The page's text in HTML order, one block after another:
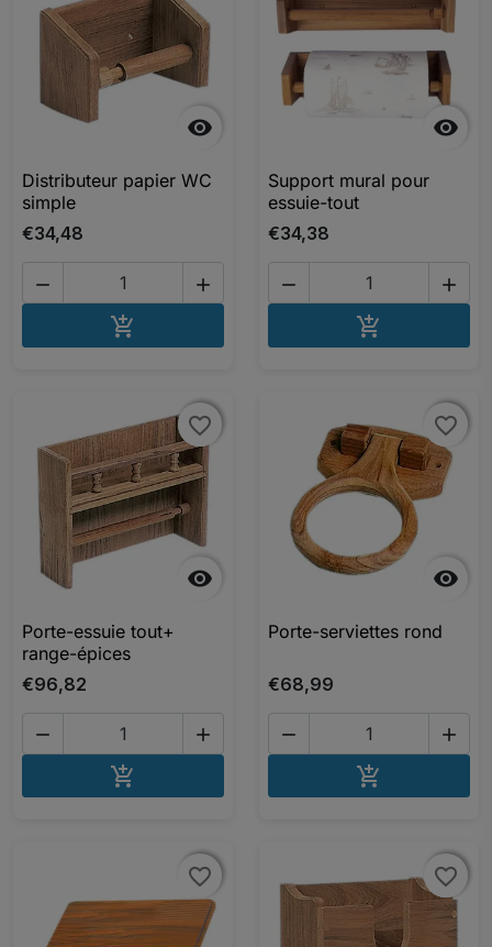

Distributeur papier WC
simple
€34,48
 


Support mural pour
essuie-tout
€34,38
 


favorite_border
favorite_border
Porte-essuie tout+
range-épices
€96,82
 


favorite_border
favorite_border
Porte-serviettes rond
€68,99
 

favorite_border
favorite_border favorite_border
favorite_border